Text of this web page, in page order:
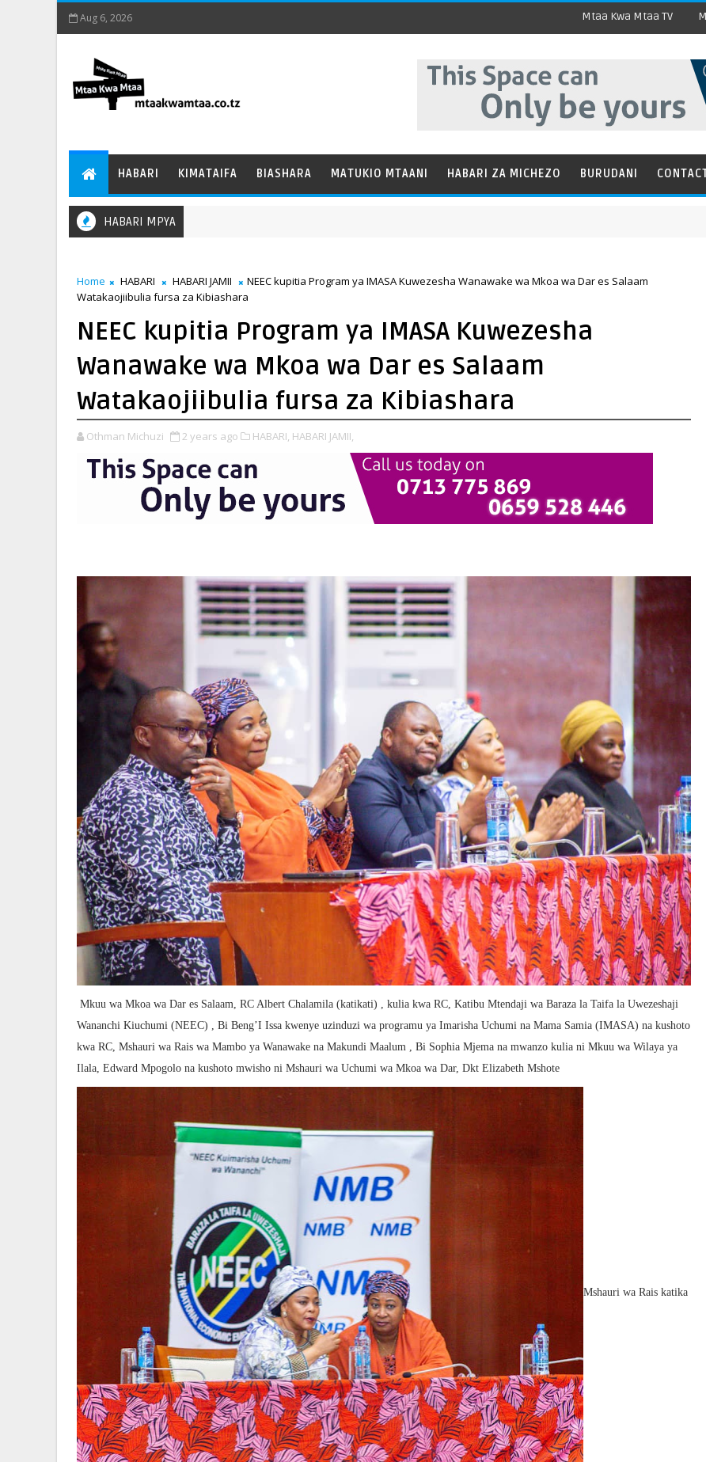
Aug 6, 2026 Mtaa Kwa Mtaa TV
HABARI KIMATAIFA BIASHARA MATUKIO MTAANI HABARI ZA MICHEZO BURUDANI
HABARI MPYA
Home HABARI HABARI JAMII
NEEC kupitia Program ya IMASA Kuwezesha Wanawake wa Mkoa wa Dar es Salaam
Watakaojiibulia fursa za Kibiashara
NEEC kupitia Program ya IMASA Kuwezesha
Wanawake wa Mkoa wa Dar es Salaam
Watakaojiibulia fursa za Kibiashara
Othman Michuzi 2 years ago HABARI, HABARI JAMII,
Mkuu wa Mkoa wa Dar es Salaam, RC Albert Chalamila (katikati) , kulia kwa RC, Katibu Mtendaji wa Baraza la Taifa la Uwezeshaji
Wananchi Kiuchumi (NEEC) , Bi Beng’I Issa kwenye uzinduzi wa programu ya Imarisha Uchumi na Mama Samia (IMASA) na kushoto
kwa RC, Mshauri wa Rais wa Mambo ya Wanawake na Makundi Maalum , Bi Sophia Mjema na mwanzo kulia ni Mkuu wa Wilaya ya
Ilala, Edward Mpogolo na kushoto mwisho ni Mshauri wa Uchumi wa Mkoa wa Dar, Dkt Elizabeth Mshote
Mshauri wa Rais katika